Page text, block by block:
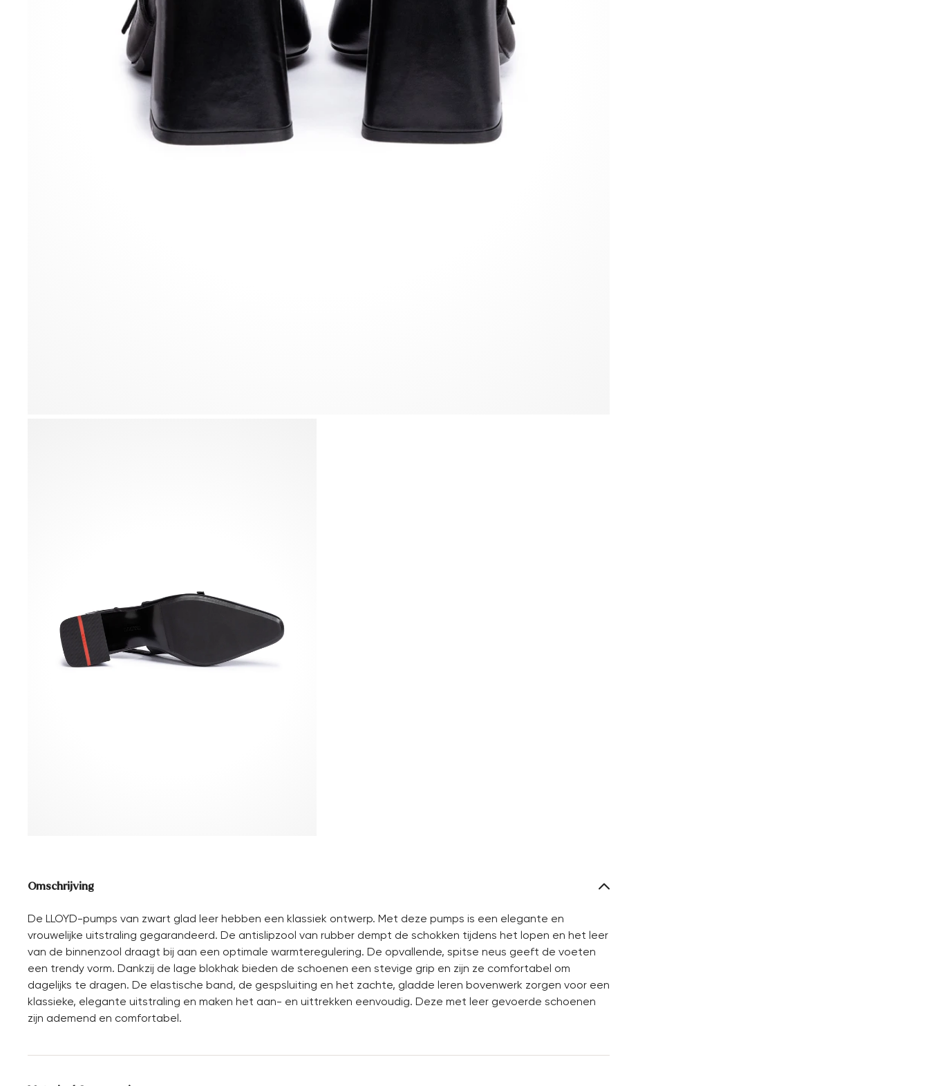
Omschrijving
De LLOYD-pumps van zwart glad leer hebben een klassiek ontwerp. Met deze pumps is een elegante en
vrouwelijke uitstraling gegarandeerd. De antislipzool van rubber dempt de schokken tijdens het lopen en het leer
van de binnenzool draagt bij aan een optimale warmteregulering. De opvallende, spitse neus geeft de voeten
een trendy vorm. Dankzij de lage blokhak bieden de schoenen een stevige grip en zijn ze comfortabel om
dagelijks te dragen. De elastische band, de gespsluiting en het zachte, gladde leren bovenwerk zorgen voor een
klassieke, elegante uitstraling en maken het aan- en uittrekken eenvoudig. Deze met leer gevoerde schoenen
zijn ademend en comfortabel.